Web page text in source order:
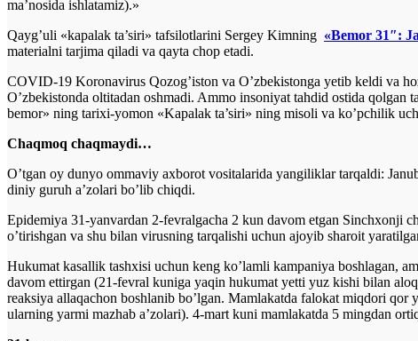
ma’nosida ishlatamiz).»
Qayg’uli «kapalak ta’siri» tafsilotlarini Sergey Kimning «Bemor 31″:
materialni tarjima qiladi va qayta chop etadi.
COVID-19 Koronavirus Qozog’iston va O’zbekistonga yetib keldi va
O’zbekistonda oltitadan oshmadi. Ammo insoniyat tahdid ostida
bemor» ning tarixi-yomon «Kapalak ta’siri» ning misoli va ko’pchilik
Chaqmoq chaqmaydi…
O’tgan oy dunyo ommaviy axborot vositalarida yangiliklar tarqaldi:
diniy guruh a’zolari bo’lib chiqdi.
Epidemiya 31-yanvardan 2-fevralgacha 2 kun davom etgan Sinchxonji
o’tirishgan va shu bilan virusning tarqalishi uchun ajoyib sharoit
Hukumat kasallik tashxisi uchun keng ko’lamli kampaniya boshlagan,
davom ettirgan (21-fevral kuniga yaqin hukumat yetti yuz kishi bilan
reaksiya allaqachon boshlanib bo’lgan. Mamlakatda falokat miqdori
ularning yarmi mazhab a’zolari). 4-mart kuni mamlakatda 5 mingdan